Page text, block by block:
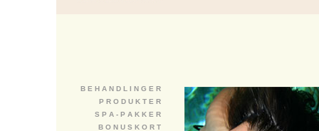
B E H A N D L I N G E R
P R O D U K T E R
S P A - P A K K E R
B O N U S K O R T